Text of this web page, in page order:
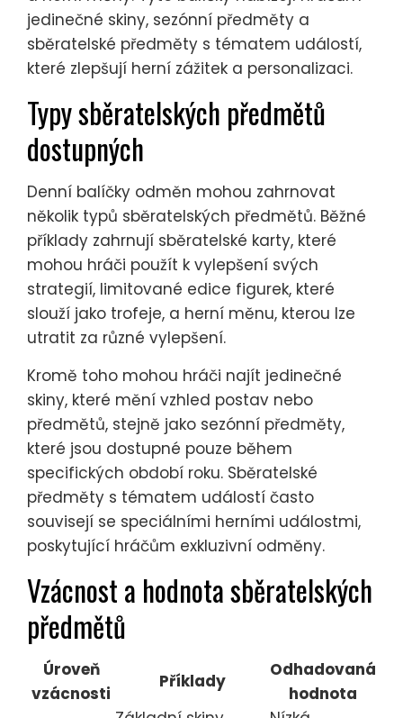
jedinečné skiny, sezónní předměty a
sběratelské předměty s tématem událostí,
které zlepšují herní zážitek a personalizaci.
Typy sběratelských předmětů
dostupných
Denní balíčky odměn mohou zahrnovat
několik typů sběratelských předmětů. Běžné
příklady zahrnují sběratelské karty, které
mohou hráči použít k vylepšení svých
strategií, limitované edice figurek, které
slouží jako trofeje, a herní měnu, kterou lze
utratit za různé vylepšení.
Kromě toho mohou hráči najít jedinečné
skiny, které mění vzhled postav nebo
předmětů, stejně jako sezónní předměty,
které jsou dostupné pouze během
specifických období roku. Sběratelské
předměty s tématem událostí často
souvisejí se speciálními herními událostmi,
poskytující hráčům exkluzivní odměny.
Vzácnost a hodnota sběratelských
předmětů
Úroveň
vzácnosti
Příklady
Odhadovaná
hodnota